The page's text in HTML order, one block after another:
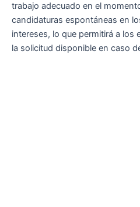
trabajo adecuado en el
candidaturas espontáneas en
intereses, lo que permitirá a los
la solicitud disponible en caso